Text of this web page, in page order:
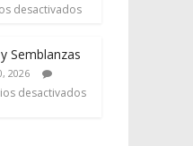
desactivados
Semblanzas
2026
desactivados